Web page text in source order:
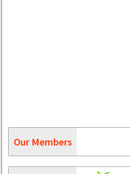
Our Members